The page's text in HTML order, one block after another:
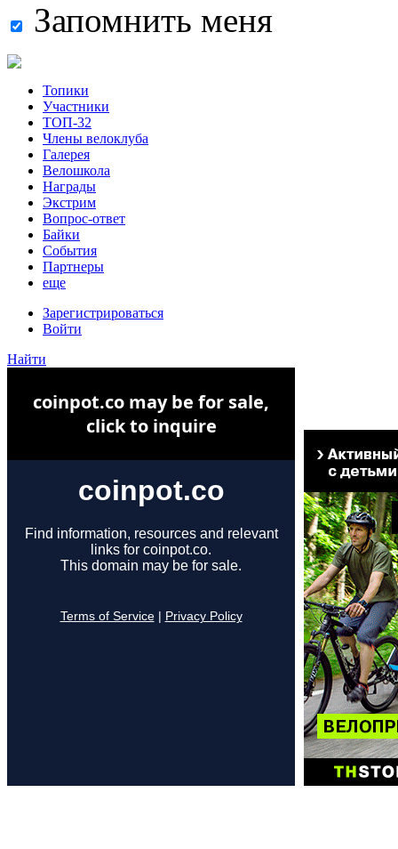
Запомнить меня
Топики
Участники
ТОП-32
Члены велоклуба
Галерея
Велошкола
Награды
Экстрим
Вопрос-ответ
Байки
События
Партнеры
еще
Зарегистрироваться
Войти
Найти